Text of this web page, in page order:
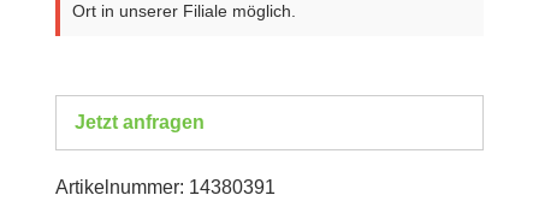
Ort in unserer Filiale möglich.
Jetzt anfragen
Artikelnummer: 14380391